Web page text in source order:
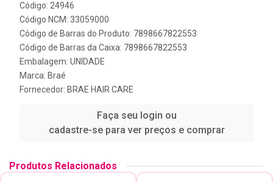
Código: 24946
Código NCM: 33059000
Código de Barras do Produto: 7898667822553
Código de Barras da Caixa: 7898667822553
Embalagem: UNIDADE
Marca: Braé
Fornecedor: BRAE HAIR CARE
Faça seu login ou
cadastre-se para ver preços e comprar
Produtos Relacionados